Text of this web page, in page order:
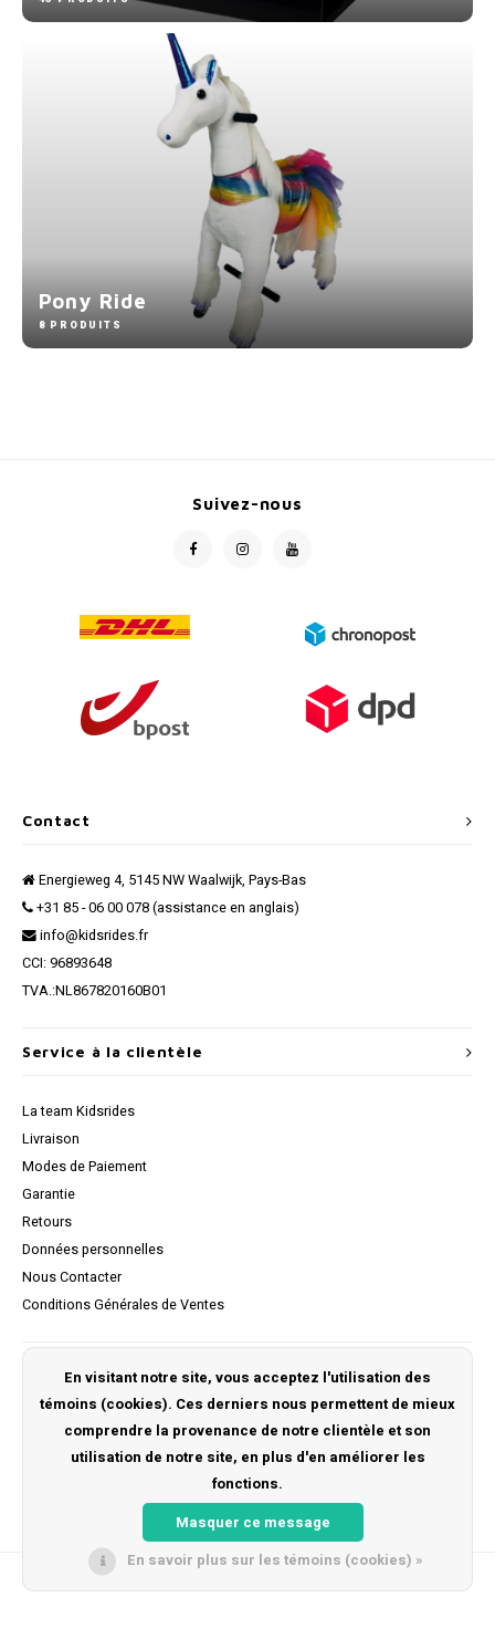
Pony Ride
8 PRODUITS
Contact
Energieweg 4, 5145 NW Waalwijk, Pays-Bas
+31 85 - 06 00 078 (assistance en anglais)
info@kidsrides.fr
CCI: 96893648
TVA.:NL867820160B01
Suivez-nous
Service à la clientèle
La team Kidsrides
Livraison
Modes de Paiement
Garantie
Retours
Données personnelles
Nous Contacter
Conditions Générales de Ventes
S'inscrire
Mes commandes
En visitant notre site, vous acceptez l'utilisation des
témoins (cookies). Ces derniers nous permettent de mieux
comprendre la provenance de notre clientèle et son
utilisation de notre site, en plus d'en améliorer les
fonctions.
Masquer ce message
En savoir plus sur les témoins (cookies) »